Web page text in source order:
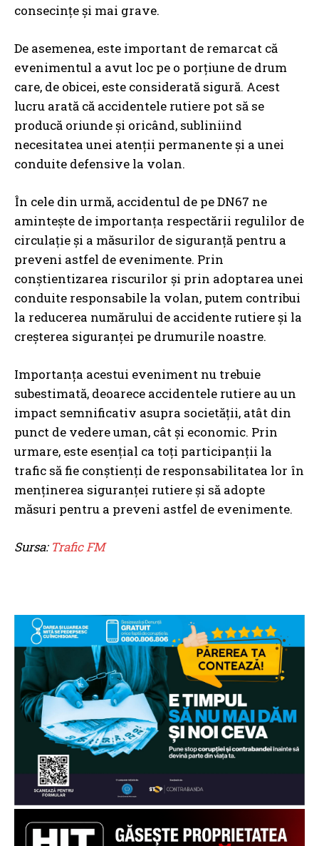
consecințe și mai grave.
De asemenea, este important de remarcat că
evenimentul a avut loc pe o porțiune de drum
care, de obicei, este considerată sigură. Acest
lucru arată că accidentele rutiere pot să se
producă oriunde și oricând, subliniind
necesitatea unei atenții permanente și a unei
conduite defensive la volan.
În cele din urmă, accidentul de pe DN67 ne
amintește de importanța respectării regulilor de
circulație și a măsurilor de siguranță pentru a
preveni astfel de evenimente. Prin
conștientizarea riscurilor și prin adoptarea unei
conduite responsabile la volan, putem contribui
la reducerea numărului de accidente rutiere și la
creșterea siguranței pe drumurile noastre.
Importanța acestui eveniment nu trebuie
subestimată, deoarece accidentele rutiere au un
impact semnificativ asupra societății, atât din
punct de vedere uman, cât și economic. Prin
urmare, este esențial ca toți participanții la
trafic să fie conștienți de responsabilitatea lor în
menținerea siguranței rutiere și să adopte
măsuri pentru a preveni astfel de evenimente.
Sursa: Trafic FM